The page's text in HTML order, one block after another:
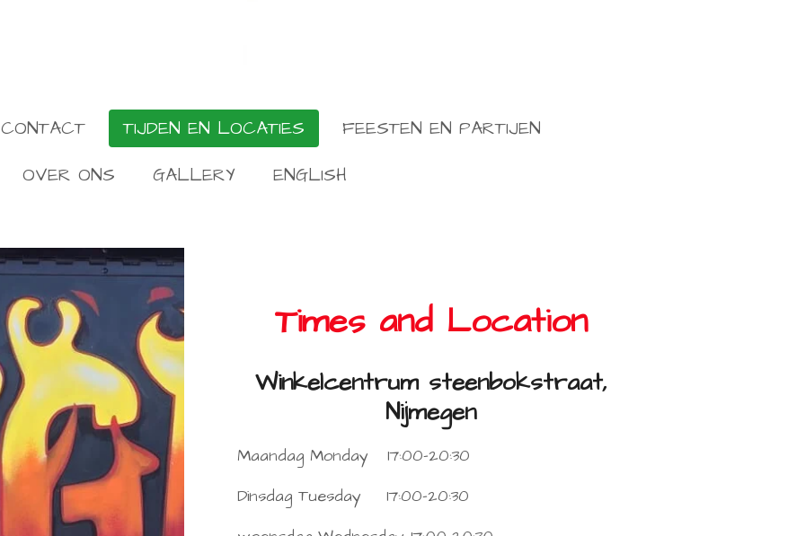
CONTACT TIJDEN EN LOCATIES
FEESTEN EN PARTIJEN
OVER ONS
GALLERY ENGLISH
Times and Location
Winkelcentrum steenbokstraat,
Nijmegen
Maandag Monday 17:00-20:30
Dinsdag Tuesday 17:00-20:30